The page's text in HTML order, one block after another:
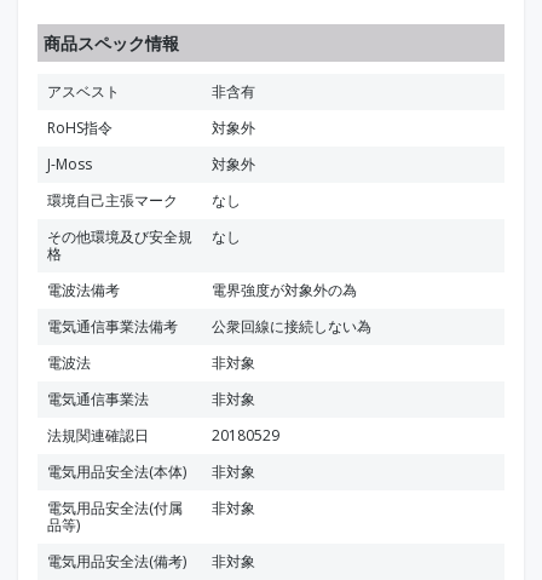
商品スペック情報
アスベスト
非含有
RoHS指令
対象外
J-Moss
対象外
環境自己主張マーク
なし
その他環境及び安全規
格
なし
電波法備考
電界強度が対象外の為
電気通信事業法備考
公衆回線に接続しない為
電波法
非対象
電気通信事業法
非対象
法規関連確認日
20180529
電気用品安全法(本体)
非対象
電気用品安全法(付属
品等)
非対象
電気用品安全法(備考) 非対象